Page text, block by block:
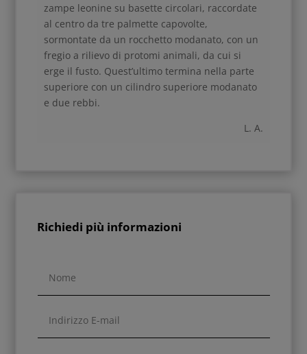
zampe leonine su basette circolari, raccordate
al centro da tre palmette capovolte,
sormontate da un rocchetto modanato, con un
fregio a rilievo di protomi animali, da cui si
erge il fusto. Quest’ultimo termina nella parte
superiore con un cilindro superiore modanato
e due rebbi.
L. A.
Richiedi più informazioni